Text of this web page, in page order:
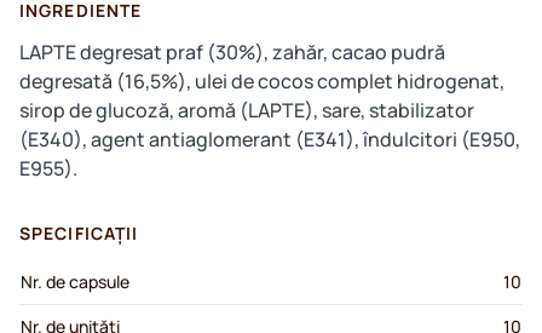
INGREDIENTE
LAPTE degresat praf (30%), zahăr, cacao pudră
degresată (16,5%), ulei de cocos complet hidrogenat,
sirop de glucoză, aromă (LAPTE), sare, stabilizator
(E340), agent antiaglomerant (E341), îndulcitori (E950,
E955).
SPECIFICAȚII
Nr. de capsule
10
Nr. de unități
10